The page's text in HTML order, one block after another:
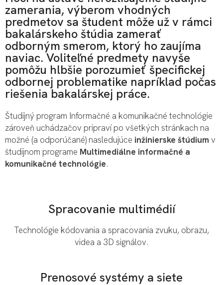
zamerania, výberom vhodných
predmetov sa študent môže už v rámci
bakalárskeho štúdia zamerať
odborným smerom, ktorý ho zaujíma
naviac. Voliteľné predmety navyše
pomôžu hlbšie porozumieť špecifickej
odbornej problematike napríklad počas
riešenia bakalárskej práce.
Študijný program Informačné a komunikačné technológie
zároveň uchádzačov pripraví po všetkých stránkach na
možné (a odporúčané) nasledujúce inžinierske štúdium v
študijnom programe Multimediálne informačné a
komunikačné technológie.
Spracovanie multimédií
Technológie kódovania a spracovania zvuku, obrazu,
videa a 3D signálov.
Prenosové systémy a siete